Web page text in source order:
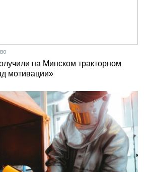
на Минском тракторном
мотивации»